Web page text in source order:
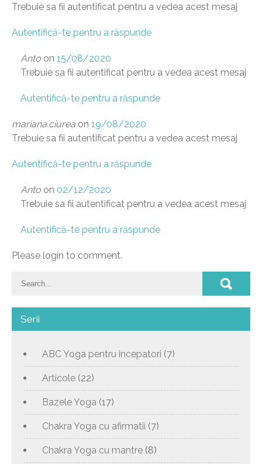
Trebuie sa fii autentificat pentru a vedea acest mesaj
Autentifică-te pentru a răspunde
Anto on 15/08/2020
Trebuie sa fii autentificat pentru a vedea acest mesaj
Autentifică-te pentru a răspunde
mariana.ciurea on 19/08/2020
Trebuie sa fii autentificat pentru a vedea acest mesaj
Autentifică-te pentru a răspunde
Anto on 02/12/2020
Trebuie sa fii autentificat pentru a vedea acest mesaj
Autentifică-te pentru a răspunde
Please login to comment.
Serii
ABC Yoga pentru incepatori (7)
Articole (22)
Bazele Yoga (17)
Chakra Yoga cu afirmatii (7)
Chakra Yoga cu mantre (8)